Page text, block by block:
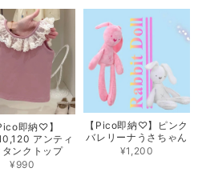
即納♡】
アンティ
タンクトップ
¥990
【Pico即納♡】ピンク
バレリーナうさちゃん
¥1,200